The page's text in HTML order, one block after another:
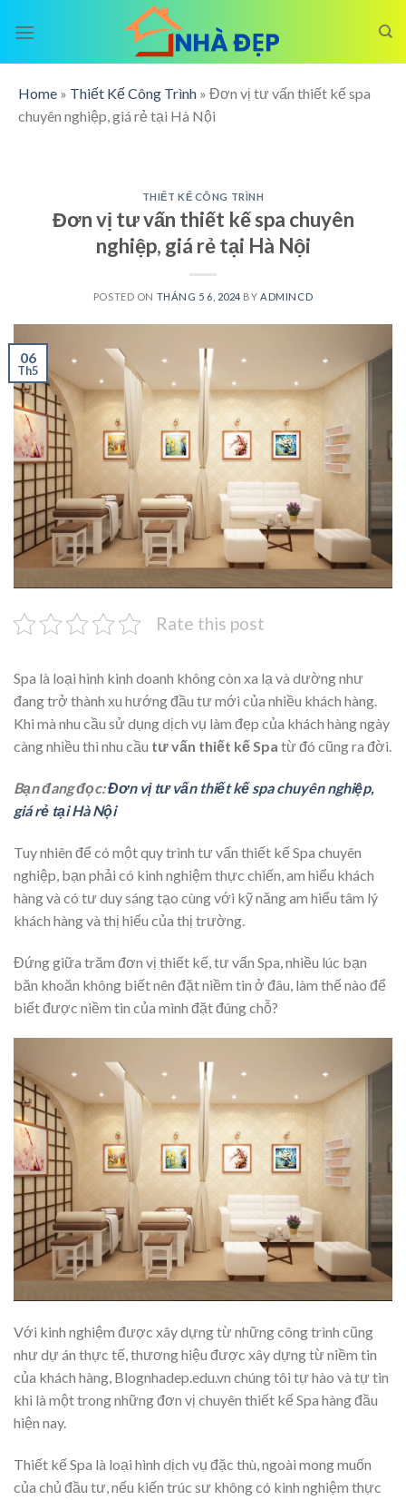
Home » Thiết Kế Công Trình » Đơn vị tư vấn thiết kế spa
chuyên nghiệp, giá rẻ tại Hà Nội
THIẾT KẾ CÔNG TRÌNH
Đơn vị tư vấn thiết kế spa chuyên
nghiệp, giá rẻ tại Hà Nội
POSTED ON THÁNG 5 6, 2024 BYADMINCD
06
Th5
Rate this post
Spa là loại hình kinh doanh không còn xa lạ và dường như
đang trở thành xu hướng đầu tư mới của nhiều khách hàng.
Khi mà nhu cầu sử dụng dịch vụ làm đẹp của khách hàng ngày
càng nhiều thì nhu cầu tư vấn thiết kế Spa từ đó cũng ra đời.
Bạn đang đọc:Đơn vị tư vấn thiết kế spa chuyên nghiệp,
giá rẻ tại Hà Nội
Tuy nhiên để có một quy trình tư vấn thiết kế Spa chuyên
nghiệp, bạn phải có kinh nghiệm thực chiến, am hiểu khách
hàng và có tư duy sáng tạo cùng với kỹ năng am hiểu tâm lý
khách hàng và thị hiếu của thị trường.
Đứng giữa trăm đơn vị thiết kế, tư vấn Spa, nhiều lúc bạn
băn khoăn không biết nên đặt niềm tin ở đâu, làm thế nào để
biết được niềm tin của mình đặt đúng chỗ?
Với kinh nghiệm được xây dựng từ những công trình cũng
như dự án thực tế, thương hiệu được xây dựng từ niềm tin
của khách hàng, Blognhadep.edu.vn chúng tôi tự hào và tự tin
khi là một trong những đơn vị chuyên thiết kế Spa hàng đầu
hiện nay.
Thiết kế Spa là loại hình dịch vụ đặc thù, ngoài mong muốn
của chủ đầu tư, nếu kiến trúc sư không có kinh nghiệm thực